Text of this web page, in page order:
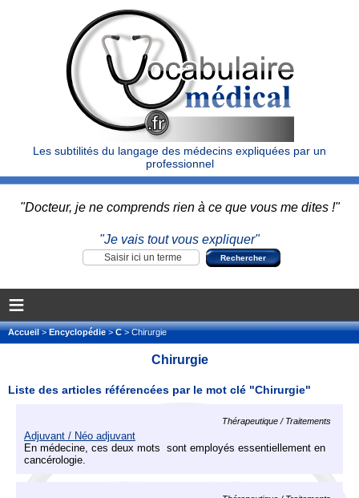
Les subtilités du langage des médecins expliquées par un
professionnel
"Docteur, je ne comprends rien à ce que vous me dites !"
"Je vais tout vous expliquer"
≡
Accueil>Encyclopédie>C> Chirurgie
Chirurgie
Liste des articles référencées par le mot clé "Chirurgie"
Thérapeutique / Traitements
Adjuvant / Néo adjuvant
En médecine, ces deux mots sont employés essentiellement en
cancérologie.